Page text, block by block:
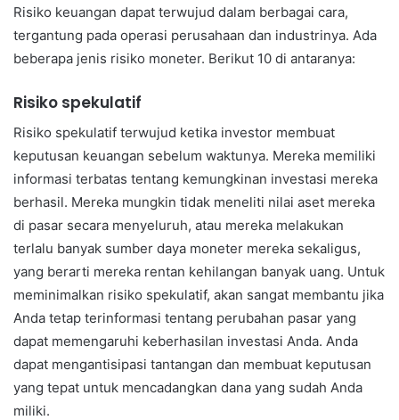
Risiko keuangan dapat terwujud dalam berbagai cara,
tergantung pada operasi perusahaan dan industrinya. Ada
beberapa jenis risiko moneter. Berikut 10 di antaranya:
Risiko spekulatif
Risiko spekulatif terwujud ketika investor membuat
keputusan keuangan sebelum waktunya. Mereka memiliki
informasi terbatas tentang kemungkinan investasi mereka
berhasil. Mereka mungkin tidak meneliti nilai aset mereka
di pasar secara menyeluruh, atau mereka melakukan
terlalu banyak sumber daya moneter mereka sekaligus,
yang berarti mereka rentan kehilangan banyak uang. Untuk
meminimalkan risiko spekulatif, akan sangat membantu jika
Anda tetap terinformasi tentang perubahan pasar yang
dapat memengaruhi keberhasilan investasi Anda. Anda
dapat mengantisipasi tantangan dan membuat keputusan
yang tepat untuk mencadangkan dana yang sudah Anda
miliki.